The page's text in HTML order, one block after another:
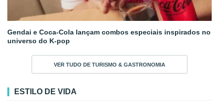
Gendai e Coca-Cola lançam combos especiais inspirados no
universo do K-pop
VER TUDO DE TURISMO & GASTRONOMIA
ESTILO DE VIDA